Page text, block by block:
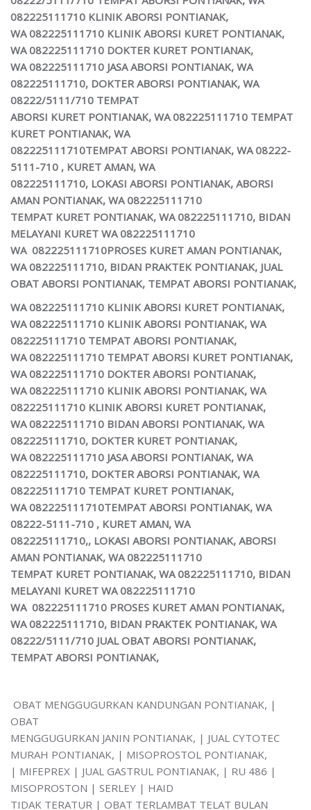
082225111710 KLINIK ABORSI PONTIANAK,
WA 082225111710 KLINIK ABORSI KURET PONTIANAK,
WA 082225111710 DOKTER KURET PONTIANAK,
WA 082225111710 JASA ABORSI PONTIANAK, WA
082225111710, DOKTER ABORSI PONTIANAK, WA
08222/5111/710 TEMPAT
ABORSI KURET PONTIANAK, WA 082225111710 TEMPAT
KURET PONTIANAK, WA
082225111710TEMPAT ABORSI PONTIANAK, WA 08222-
5111-710 , KURET AMAN, WA
082225111710, LOKASI ABORSI PONTIANAK, ABORSI
AMAN PONTIANAK, WA 082225111710
TEMPAT KURET PONTIANAK, WA 082225111710, BIDAN
MELAYANI KURET WA 082225111710
WA 082225111710PROSES KURET AMAN PONTIANAK,
WA 082225111710, BIDAN PRAKTEK PONTIANAK, JUAL
OBAT ABORSI PONTIANAK, TEMPAT ABORSI PONTIANAK,
WA 082225111710 KLINIK ABORSI KURET PONTIANAK,
WA 082225111710 KLINIK ABORSI PONTIANAK, WA
082225111710 TEMPAT ABORSI PONTIANAK,
WA 082225111710 TEMPAT ABORSI KURET PONTIANAK,
WA 082225111710 DOKTER ABORSI PONTIANAK,
WA 082225111710 KLINIK ABORSI PONTIANAK, WA
082225111710 KLINIK ABORSI KURET PONTIANAK,
WA 082225111710 BIDAN ABORSI PONTIANAK, WA
082225111710, DOKTER KURET PONTIANAK,
WA 082225111710 JASA ABORSI PONTIANAK, WA
082225111710, DOKTER ABORSI PONTIANAK, WA
082225111710 TEMPAT KURET PONTIANAK,
WA 082225111710TEMPAT ABORSI PONTIANAK, WA
08222-5111-710 , KURET AMAN, WA
082225111710,, LOKASI ABORSI PONTIANAK, ABORSI
AMAN PONTIANAK, WA 082225111710
TEMPAT KURET PONTIANAK, WA 082225111710, BIDAN
MELAYANI KURET WA 082225111710
WA 082225111710 PROSES KURET AMAN PONTIANAK,
WA 082225111710, BIDAN PRAKTEK PONTIANAK, WA
08222/5111/710 JUAL OBAT ABORSI PONTIANAK,
TEMPAT ABORSI PONTIANAK,
OBAT MENGGUGURKAN KANDUNGAN PONTIANAK, |
OBAT
MENGGUGURKAN JANIN PONTIANAK, | JUAL CYTOTEC
MURAH PONTIANAK, | MISOPROSTOL PONTIANAK,
| MIFEPREX | JUAL GASTRUL PONTIANAK, | RU 486 |
MISOPROSTON | SERLEY | HAID
TIDAK TERATUR | OBAT TERLAMBAT TELAT BULAN